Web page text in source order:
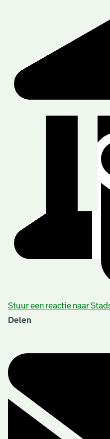
Stuur een reactie naar
Delen